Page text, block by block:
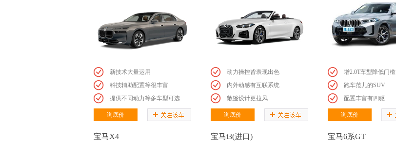
新技术大量运用
科技辅助配置等很丰富
提供不同动力等多车型可选
询底价
动力操控皆表现出色
内外动感有互联系统
敞篷设计更拉风
询底价
增2.0T车型降低门槛
跑车范儿的SUV
配置丰富有四驱
询底价
宝马X4 宝马i3(进口) 宝马6系GT